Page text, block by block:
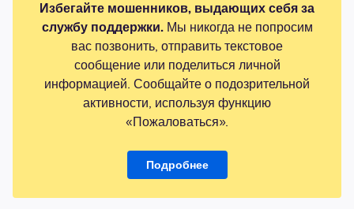
Избегайте мошенников, выдающих себя за
службу поддержки.Мы никогда не попросим
вас позвонить, отправить текстовое
сообщение или поделиться личной
информацией. Сообщайте о подозрительной
активности, используя функцию
«Пожаловаться».
Подробнее